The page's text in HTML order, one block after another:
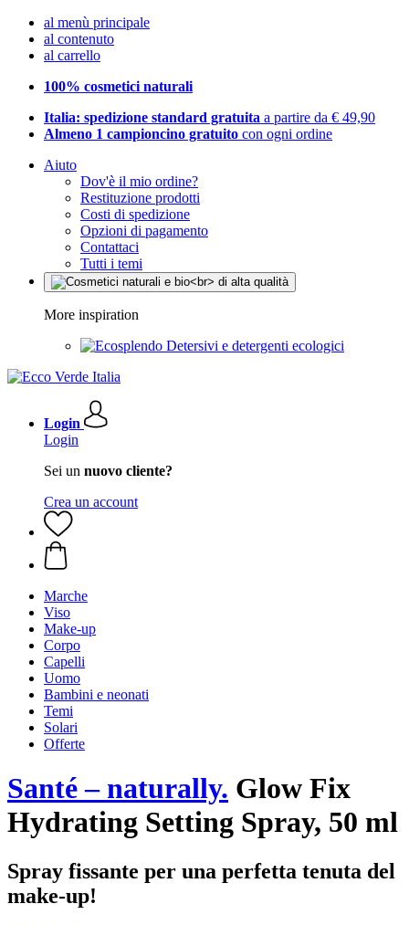
al menù principale
al contenuto
al carrello
100% cosmetici naturali
Italia: spedizione standard gratuita a partire da € 49,90
Almeno 1 campioncino gratuito con ogni ordine
Aiuto
Dov'è il mio ordine?
Restituzione prodotti
Costi di spedizione
Opzioni di pagamento
Contattaci
Tutti i temi
More inspiration
Detersivi e detergenti ecologici
Login
Login
Sei un nuovo cliente?
Crea un account
Marche
Viso
Make-up
Corpo
Capelli
Uomo
Bambini e neonati
Temi
Solari
Offerte
Santé – naturally. Glow Fix
Hydrating Setting Spray, 50 ml
Spray fissante per una perfetta tenuta del
make-up!